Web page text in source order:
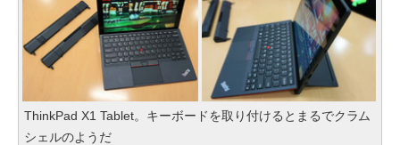
ThinkPad X1 Tablet。キーボードを取り付けるとまるでクラム
シェルのようだ